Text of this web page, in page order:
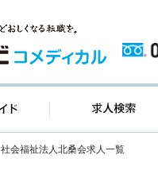
ご利用ガイド
社会福祉法人北桑会求人一覧